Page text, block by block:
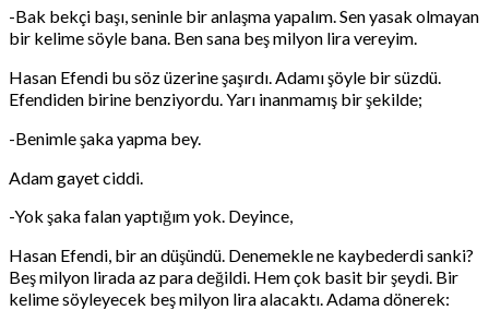
-Bak bekçi başı, seninle bir anlaşma yapalım. Sen yasak olmayan
bir kelime söyle bana. Ben sana beş milyon lira vereyim.
Hasan Efendi bu söz üzerine şaşırdı. Adamı şöyle bir süzdü.
Efendiden birine benziyordu. Yarı inanmamış bir şekilde;
-Benimle şaka yapma bey.
Adam gayet ciddi.
-Yok şaka falan yaptığım yok. Deyince,
Hasan Efendi, bir an düşündü. Denemekle ne kaybederdi sanki?
Beş milyon lirada az para değildi. Hem çok basit bir şeydi. Bir
kelime söyleyecek beş milyon lira alacaktı. Adama dönerek: